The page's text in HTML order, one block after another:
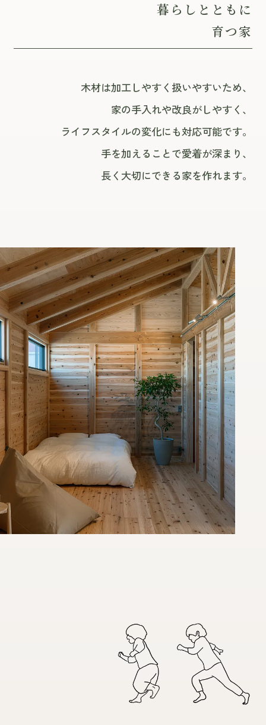
暮らしとともに
育つ家
木材は加工しやすく扱いやすいため、
家の手入れや改良がしやすく、
ライフスタイルの変化にも対応可能です。
手を加えることで愛着が深まり、
長く大切にできる家を作れます。